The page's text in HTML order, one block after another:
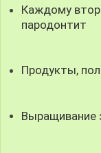
Каждому
пародонтит
Продукты,
Выращивание